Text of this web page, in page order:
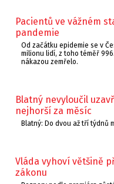
Pacientů ve vážném
pandemie
Od začátku epidemie se v
milionu lidí, z toho téměř
nákazou zemřelo.
Blatný nevyloučil
nejhorší za měsíc
Blatný: Do dvou až tří týdnů
Vláda vyhoví většině
zákonu